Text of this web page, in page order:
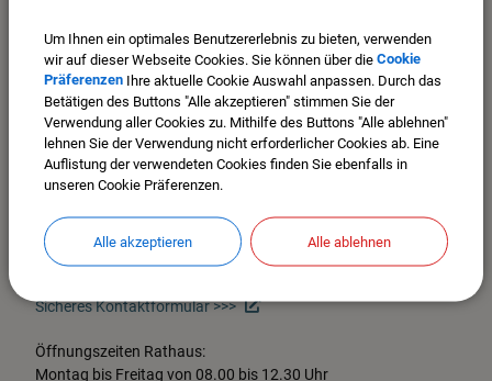
Stadt Mindelheim
Maximilianstr. 26
87719 Mindelheim
Im Stadtplan anzeigen >>>
Tel. 08261-9915-0
Fax: 08261-9915-870
Sicheres Kontaktformular >>>
Öffnungszeiten Rathaus:
Montag bis Freitag von 08.00 bis 12.30 Uhr
Um Ihnen ein optimales Benutzererlebnis zu bieten, verwenden
wir auf dieser Webseite Cookies. Sie können über die Cookie
Präferenzen Ihre aktuelle Cookie Auswahl anpassen. Durch das
Betätigen des Buttons "Alle akzeptieren" stimmen Sie der
Verwendung aller Cookies zu. Mithilfe des Buttons "Alle ablehnen"
lehnen Sie der Verwendung nicht erforderlicher Cookies ab. Eine
Auflistung der verwendeten Cookies finden Sie ebenfalls in
unseren Cookie Präferenzen.
Alle akzeptieren Alle ablehnen